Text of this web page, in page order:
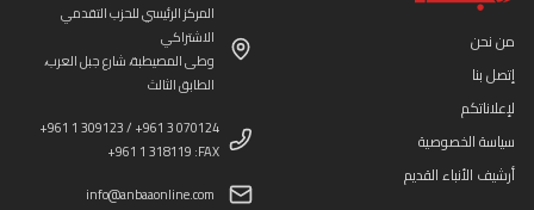
من نحن
إتصل بنا
لإعلاناتكم
سياسة الخصوصية
أرشيف الأنباء القديم
المركز الرئيسي للحزب التقدمي
الاشتراكي
وطى المصيطبة، شارع جبل العرب،
الطابق الثالث
+961 1 309123 / +961 3 070124
+961 1 318119 :FAX
info@anbaaonline.com